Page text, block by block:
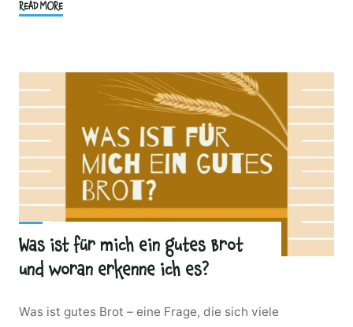
READ MORE"Kompakt
Spezial"
Was ist für mich ein gutes Brot
und woran erkenne ich es?
Was ist gutes Brot – eine Frage, die sich viele